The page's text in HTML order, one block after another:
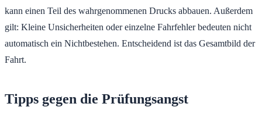
kann einen Teil des wahrgenommenen Drucks abbauen. Außerdem
gilt: Kleine Unsicherheiten oder einzelne Fahrfehler bedeuten nicht
automatisch ein Nichtbestehen. Entscheidend ist das Gesamtbild der
Fahrt.
Tipps gegen die Prüfungsangst